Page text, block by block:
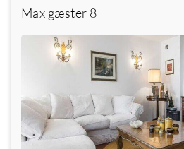
Max gæster 8